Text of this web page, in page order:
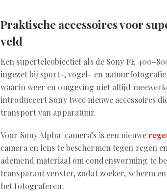
Praktische accessoires voor
veld
Een superteleobjectief als de Sony FE
ingezet bij sport-, vogel- en
waarin weer en omgeving niet altijd
introduceert Sony twee nieuwe accessoires
transport van apparatuur.
Voor Sony Alpha-camera’s is een nieuwe
camera en lens te beschermen tegen regen
ademend materiaal om condensvorming te
transparant venster, zodat zoeker, scherm
het fotograferen.